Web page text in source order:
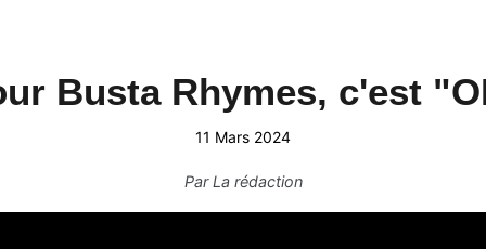
Busta Rhymes, c'est
11 Mars 2024
ParLa rédaction